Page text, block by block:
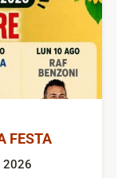
FESTA
2026